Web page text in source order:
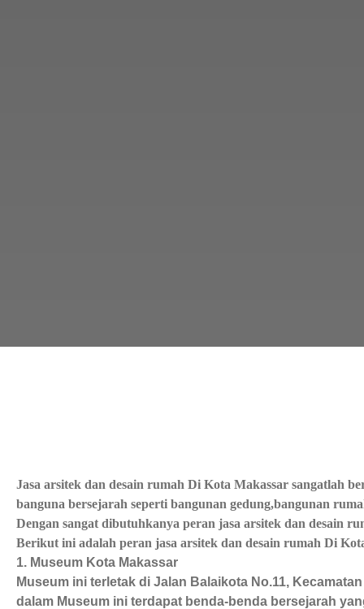
Jasa arsitek dan desain rumah Di Kota Makassar sangatlah
banguna bersejarah seperti bangunan gedung,bangunan
Dengan sangat dibutuhkanya peran jasa arsitek dan desain
Berikut ini adalah peran jasa arsitek dan desain rumah Di
1. Museum Kota Makassar
Museum ini terletak di Jalan Balaikota No.11,
dalam Museum ini terdapat benda-benda bersejarah